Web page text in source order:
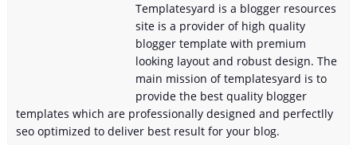
Templatesyard is a blogger resources
site is a provider of high quality
blogger template with premium
looking layout and robust design. The
main mission of templatesyard is to
provide the best quality blogger
templates which are professionally designed and perfectlly
seo optimized to deliver best result for your blog.